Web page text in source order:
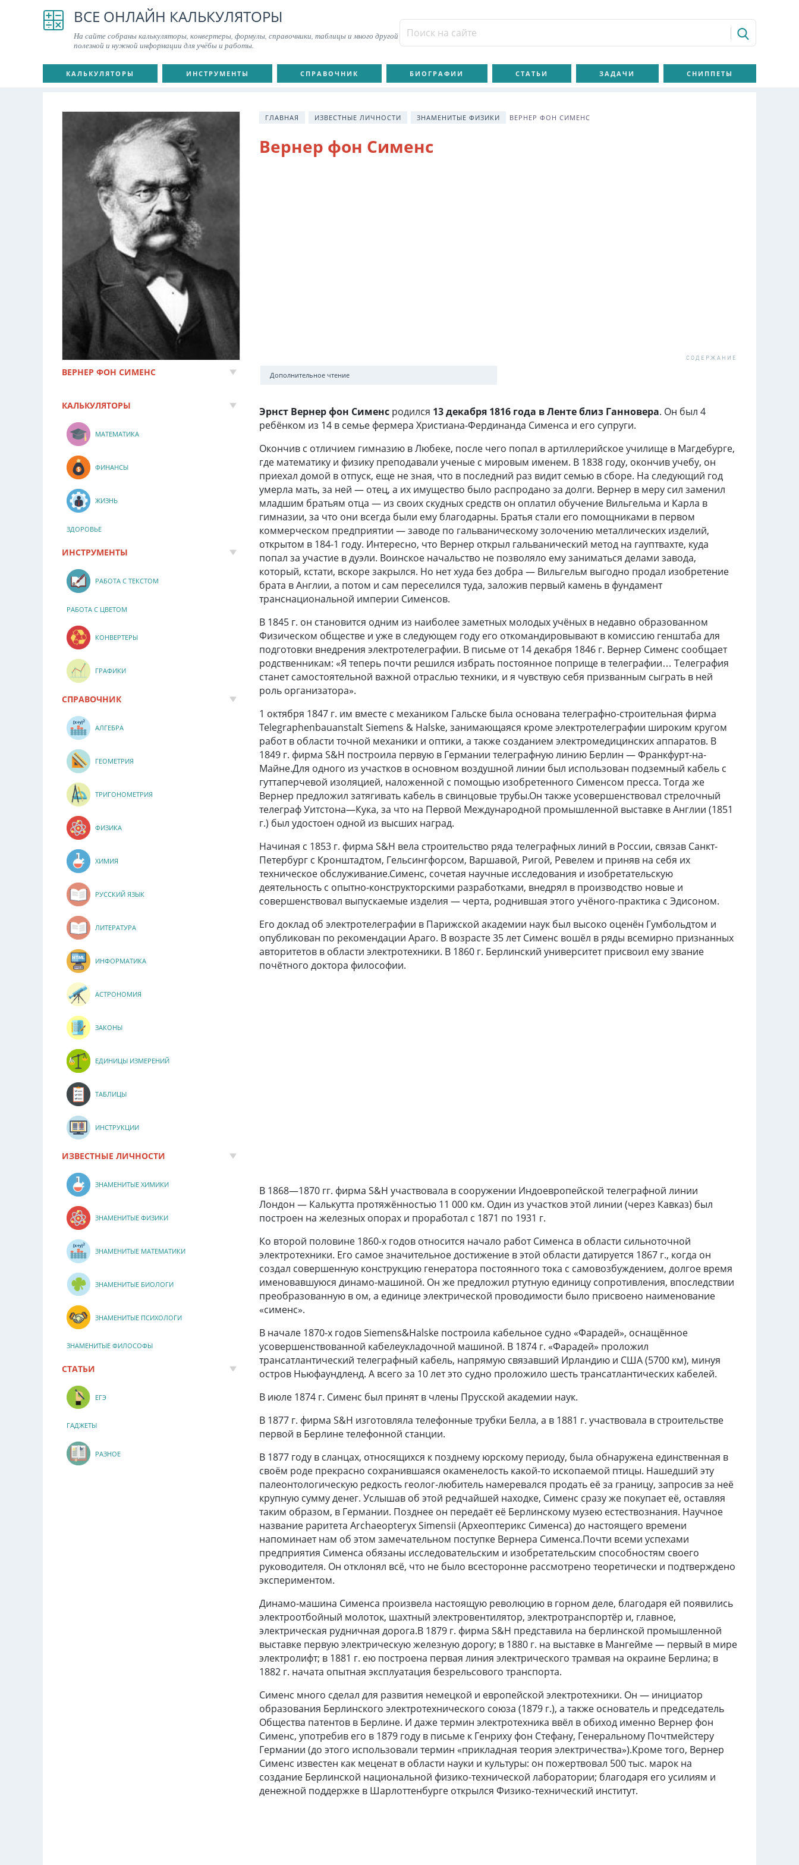
ВСЕ ОНЛАЙН КАЛЬКУЛЯТОРЫ
На сайте собраны калькуляторы, конвертеры, формулы, справочники, таблицы и много другой
полезной и нужной информации для учёбы и работы.
КАЛЬКУЛЯТОРЫ ИНСТРУМЕНТЫ СПРАВОЧНИК БИОГРАФИИ СТАТЬИ ЗАДАЧИ СНИППЕТЫ
ГЛАВНАЯ ИЗВЕСТНЫЕ ЛИЧНОСТИ ЗНАМЕНИТЫЕ ФИЗИКИ ВЕРНЕР ФОН СИМЕНС
Вернер фон Сименс
Дополнительное чтение
Эрнст Вернер фон Сименс родился 13 декабря 1816 года в Ленте близ Ганновера. Он был 4
ребёнком из 14 в семье фермера Христиана-Фердинанда Сименса и его супруги.
Окончив с отличием гимназию в Любеке, после чего попал в артиллерийское училище в Магдебурге,
где математику и физику преподавали ученые с мировым именем. В 1838 году, окончив учебу, он
приехал домой в отпуск, еще не зная, что в последний раз видит семью в сборе. На следующий год
умерла мать, за ней — отец, а их имущество было распродано за долги. Вернер в меру сил заменил
младшим братьям отца — из своих скудных средств он оплатил обучение Вильгельма и Карла в
гимназии, за что они всегда были ему благодарны. Братья стали его помощниками в первом
коммерческом предприятии — заводе по гальваническому золочению металлических изделий,
открытом в 184-1 году. Интересно, что Вернер открыл гальванический метод на гауптвахте, куда
попал за участие в дуэли. Воинское начальство не позволяло ему заниматься делами завода,
который, кстати, вскоре закрылся. Но нет худа без добра — Вильгельм выгодно продал изобретение
брата в Англии, а потом и сам переселился туда, заложив первый камень в фундамент
транснациональной империи Сименсов.
В 1845 г. он становится одним из наиболее заметных молодых учёных в недавно образованном
Физическом обществе и уже в следующем году его откомандировывают в комиссию генштаба для
подготовки внедрения электротелеграфии. В письме от 14 декабря 1846 г. Вернер Сименс сообщает
родственникам: «Я теперь почти решился избрать постоянное поприще в телеграфии… Телеграфия
станет самостоятельной важной отраслью техники, и я чувствую себя призванным сыграть в ней
роль организатора».
1 октября 1847 г. им вместе с механиком Гальске была основана телеграфно-строительная фирма
Telegraphenbauanstalt Siemens & Halske, занимающаяся кроме электротелеграфии широким кругом
работ в области точной механики и оптики, а также созданием электромедицинских аппаратов. В
1849 г. фирма S&H построила первую в Германии телеграфную линию Берлин — Франкфурт-на-
Майне.Для одного из участков в основном воздушной линии был использован подземный кабель с
гуттаперчевой изоляцией, наложенной с помощью изобретенного Сименсом пресса. Тогда же
Вернер предложил затягивать кабель в свинцовые трубы.Он также усовершенствовал стрелочный
телеграф Уитстона—Кука, за что на Первой Международной промышленной выставке в Англии (1851
г.) был удостоен одной из высших наград.
Начиная с 1853 г. фирма S&H вела строительство ряда телеграфных линий в России, связав Санкт-
Петербург с Кронштадтом, Гельсингфорсом, Варшавой, Ригой, Ревелем и приняв на себя их
техническое обслуживание.Сименс, сочетая научные исследования и изобретательскую
деятельность с опытно-конструкторскими разработками, внедрял в производство новые и
совершенствовал выпускаемые изделия — черта, роднившая этого учёного-практика с Эдисоном.
Его доклад об электротелеграфии в Парижской академии наук был высоко оценён Гумбольдтом и
опубликован по рекомендации Араго. В возрасте 35 лет Сименс вошёл в ряды всемирно признанных
авторитетов в области электротехники. В 1860 г. Берлинский университет присвоил ему звание
почётного доктора философии.
В 1868—1870 гг. фирма S&H участвовала в сооружении Индоевропейской телеграфной линии
Лондон — Калькутта протяжённостью 11 000 км. Один из участков этой линии (через Кавказ) был
построен на железных опорах и проработал с 1871 по 1931 г.
Ко второй половине 1860-х годов относится начало работ Сименса в области сильноточной
электротехники. Его самое значительное достижение в этой области датируется 1867 г., когда он
создал совершенную конструкцию генератора постоянного тока с самовозбуждением, долгое время
именовавшуюся динамо-машиной. Он же предложил ртутную единицу сопротивления, впоследствии
преобразованную в ом, а единице электрической проводимости было присвоено наименование
«сименс».
В начале 1870-х годов Siemens&Halske построила кабельное судно «Фарадей», оснащённое
усовершенствованной кабелеукладочной машиной. В 1874 г. «Фарадей» проложил
трансатлантический телеграфный кабель, напрямую связавший Ирландию и США(5700 км), минуя
остров Ньюфаундленд. А всего за 10 лет это судно проложило шесть трансатлантических кабелей.
В июле 1874 г. Сименс был принят в члены Прусской академии наук.
В 1877 г. фирма S&H изготовляла телефонные трубки Белла, а в 1881 г. участвовала в строительстве
первой в Берлине телефонной станции.
В 1877 году в сланцах, относящихся к позднему юрскому периоду, была обнаружена единственная в
своём роде прекрасно сохранившаяся окаменелость какой-то ископаемой птицы. Нашедший эту
палеонтологическую редкость геолог-любитель намеревался продать её за границу, запросив за неё
крупную сумму денег. Услышав об этой редчайшей находке, Сименс сразу же покупает её, оставляя
таким образом, в Германии. Позднее он передаёт её Берлинскому музею естествознания. Научное
название раритета Archaeopteryx Simensii (Археоптерикс Сименса) до настоящего времени
напоминает нам об этом замечательном поступке Вернера Сименса.Почти всеми успехами
предприятия Сименса обязаны исследовательским и изобретательским способностям своего
руководителя. Он отклонял всё, что не было всесторонне рассмотрено теоретически и подтверждено
экспериментом.
Динамо-машина Сименса произвела настоящую революцию в горном деле, благодаря ей появились
электроотбойный молоток, шахтный электровентилятор, электротранспортёр и, главное,
электрическая рудничная дорога.В 1879 г. фирма S&H представила на берлинской промышленной
выставке первую электрическуюжелезную дорогу; в 1880 г. на выставке в Мангейме — первый в мире
электролифт; в 1881 г. ею построена первая линия электрического трамвая на окраине Берлина; в
1882 г. начата опытная эксплуатация безрельсового транспорта.
Сименс много сделал для развития немецкой и европейской электротехники. Он — инициатор
образования Берлинского электротехнического союза (1879 г.), а также основатель и председатель
Общества патентов в Берлине. И даже термин электротехника ввёл в обиход именно Вернер фон
Сименс, употребив его в 1879 году в письме к Генриху фон Стефану, Генеральному Почтмейстеру
Германии (до этого использовали термин «прикладная теория электричества»).Кроме того, Вернер
Сименс известен как меценат в области науки и культуры: он пожертвовал 500 тыс. марок на
создание Берлинской национальной физико-технической лаборатории; благодаря его усилиям и
денежной поддержке в Шарлоттенбурге открылся Физико-технический институт.
ВЕРНЕР ФОН СИМЕНС
КАЛЬКУЛЯТОРЫ
МАТЕМАТИКА
ФИНАНСЫ
ЖИЗНЬ
ЗДОРОВЬЕ
ИНСТРУМЕНТЫ
РАБОТА С ТЕКСТОМ
РАБОТА С ЦВЕТОМ
КОНВЕРТЕРЫ
ГРАФИКИ
СПРАВОЧНИК
АЛГЕБРА
ГЕОМЕТРИЯ
ТРИГОНОМЕТРИЯ
ФИЗИКА
ХИМИЯ
РУССКИЙ ЯЗЫК
ЛИТЕРАТУРА
ИНФОРМАТИКА
АСТРОНОМИЯ
ЗАКОНЫ
ЕДИНИЦЫ ИЗМЕРЕНИЙ
ТАБЛИЦЫ
ИНСТРУКЦИИ
ИЗВЕСТНЫЕ ЛИЧНОСТИ
ЗНАМЕНИТЫЕ ХИМИКИ
ЗНАМЕНИТЫЕ ФИЗИКИ
ЗНАМЕНИТЫЕ МАТЕМАТИКИ
ЗНАМЕНИТЫЕ БИОЛОГИ
ЗНАМЕНИТЫЕ ПСИХОЛОГИ
ЗНАМЕНИТЫЕ ФИЛОСОФЫ
СТАТЬИ
ЕГЭ
ГАДЖЕТЫ
РАЗНОЕ